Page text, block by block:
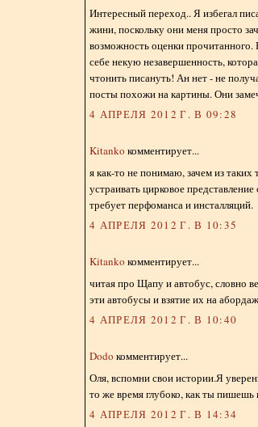
Интересный переход.. Я избегал
жини, поскольку они меня просто
возможность оценки
себе некую незавершенность,
чтонить писануть! Ан нет - не
посты похожи на картины. Они
4 АПРЕЛЯ 2012 Г. В 09:28
Kitanko комментирует...
я как-то не понимаю, зачем из
устраивать цирковое
требует перфоманса и инсталляций.
4 АПРЕЛЯ 2012 Г. В 10:35
Kitanko комментирует...
читая про Щапу и автобус, словно
эти автобусы и взятие их на
4 АПРЕЛЯ 2012 Г. В 10:40
Dodo комментирует...
Оля, вспомни свои истории.Я
то же время глубоко, как ты пишешь
4 АПРЕЛЯ 2012 Г. В 14:34